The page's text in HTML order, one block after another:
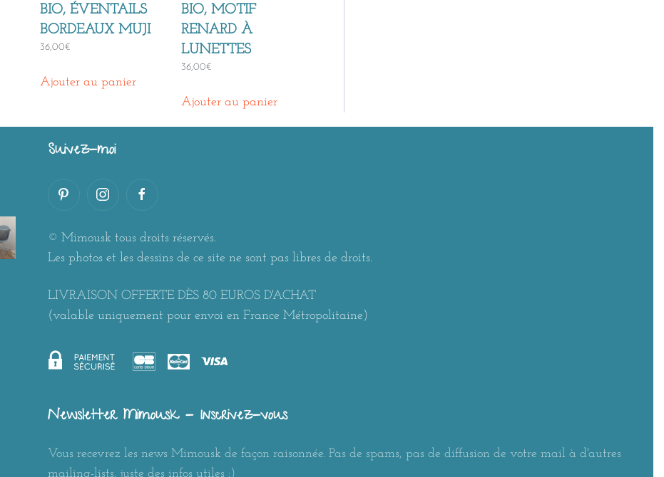
BIO, ÉVENTAILS
BORDEAUX MUJI
36,00€
Ajouter au panier
BIO, MOTIF
RENARD À
LUNETTES
36,00€
Ajouter au panier
Suivez-moi
© Mimousk tous droits réservés.
Les photos et les dessins de ce site ne sont pas libres de droits.
LIVRAISON OFFERTE DÈS 80 EUROS D'ACHAT
(valable uniquement pour envoi en France Métropolitaine)
Newsletter Mimousk - Inscrivez-vous
Vous recevrez les news Mimousk de façon raisonnée. Pas de spams, pas de diffusion de votre mail à d'autres
mailing-lists, juste des infos utiles :)